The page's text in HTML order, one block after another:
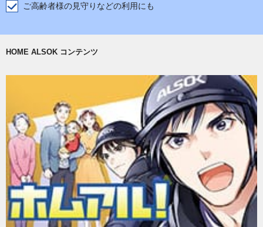
ご高齢者様の見守りなどの利用にも
HOME ALSOK コンテンツ